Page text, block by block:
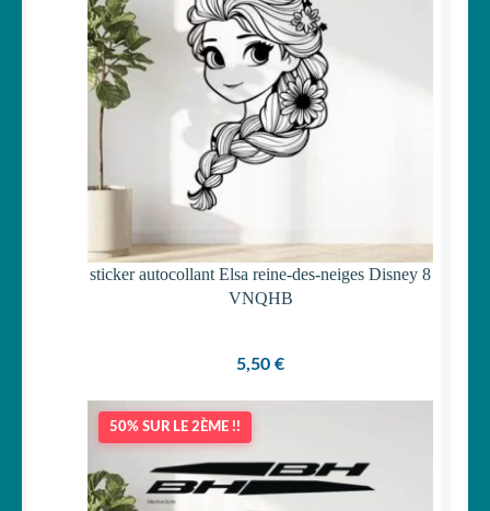
sticker autocollant Elsa reine-des-neiges Disney 8
VNQHB
5,50 €
50% SUR LE 2ÈME !!